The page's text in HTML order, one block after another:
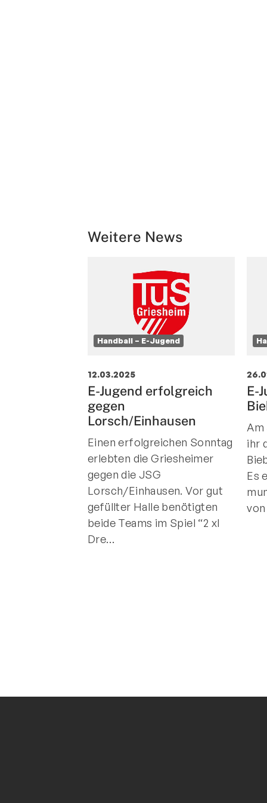
Weitere News
Handball – E-Jugend
12.03.2025
E-Jugend erfolgreich
gegen
Lorsch/Einhausen
Einen erfolgreichen Sonntag
erlebten die Griesheimer
gegen die JSG
Lorsch/Einhausen. Vor gut
gefüllter Halle benötigten
beide Teams im Spiel “2 xl
Dre…
E-
Am
ihr
Es